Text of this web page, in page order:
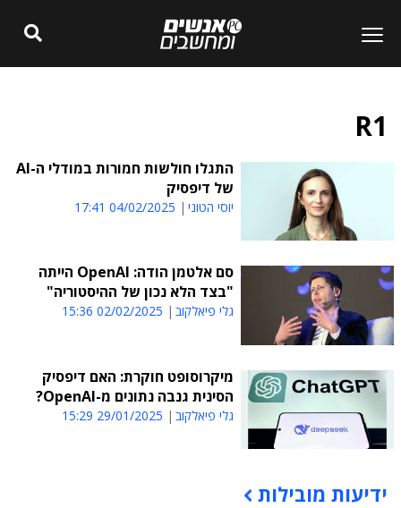
R1
התגלו חולשות חמורות במודלי ה-AI
של דיפסיק
יוסי הטוני 04/02/2025 17:41
סם אלטמן הודה: OpenAI הייתה
"בצד הלא נכון של ההיסטוריה"
גלי פיאלקוב 02/02/2025 15:36
מיקרוסופט חוקרת: האם דיפסיק
הסינית גנבה נתונים מ-OpenAI?
גלי פיאלקוב 29/01/2025 15:29
תוכן פרסומי
ידיעות מובילות